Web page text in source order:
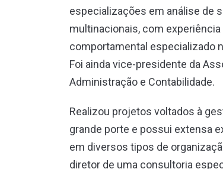
especializações em análise de
multinacionais, com
comportamental especializado
Foi ainda vice-presidente da
Administração e Contabilidade.
Realizou projetos voltados à
grande porte e possui extensa
em diversos tipos de
diretor de uma consultoria